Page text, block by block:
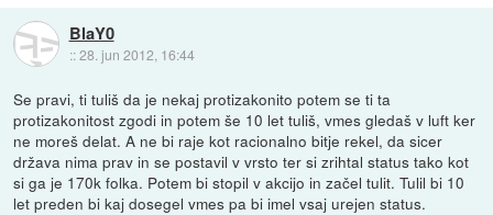
BlaY0
::28. jun 2012, 16:44
Se pravi, ti tuliš da je nekaj protizakonito potem se ti ta
protizakonitost zgodi in potem še 10 let tuliš, vmes gledaš v luft ker
ne moreš delat. A ne bi raje kot racionalno bitje rekel, da sicer
država nima prav in se postavil v vrsto ter si zrihtal status tako kot
si ga je 170k folka. Potem bi stopil v akcijo in začel tulit. Tulil bi 10
let preden bi kaj dosegel vmes pa bi imel vsaj urejen status.